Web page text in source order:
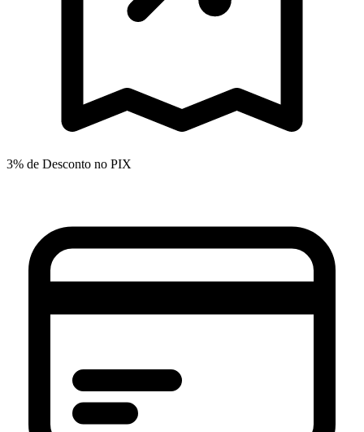
3% de Desconto no PIX